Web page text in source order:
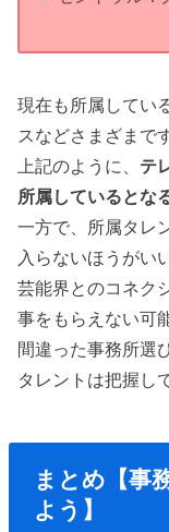
現在も所属してい
スなどさまざまで
上記のように、 テ
所属しているとな
一方で、所属タレ
入らないほうがい
芸能界とのコネク
事をもらえない可
間違った事務所選
タレントは把握し
まとめ【事
よう】